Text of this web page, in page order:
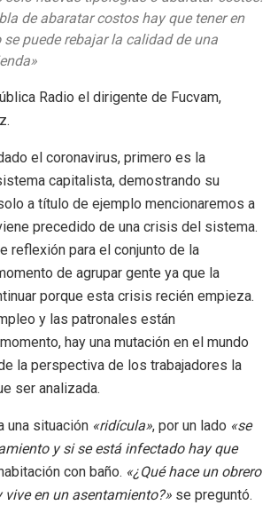
de abaratar costos hay que tener en
se puede rebajar la calidad de una
Radio el dirigente de Fucvam,
el coronavirus, primero es la
capitalista, demostrando su
a título de ejemplo mencionaremos a
precedido de una crisis del sistema.
reflexión para el conjunto de la
de agrupar gente ya que la
porque esta crisis recién empieza.
y las patronales están
hay una mutación en el mundo
la perspectiva de los trabajadores la
ser analizada.
una situación «ridícula», por un lado «se
y si se está infectado hay que
con baño. «¿Qué hace un obrero
vive en un asentamiento?» se preguntó.